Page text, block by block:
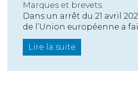
Marques et brevets
Dans un arrêt du 21 avril
de l’Union européenne a
Lire la suite